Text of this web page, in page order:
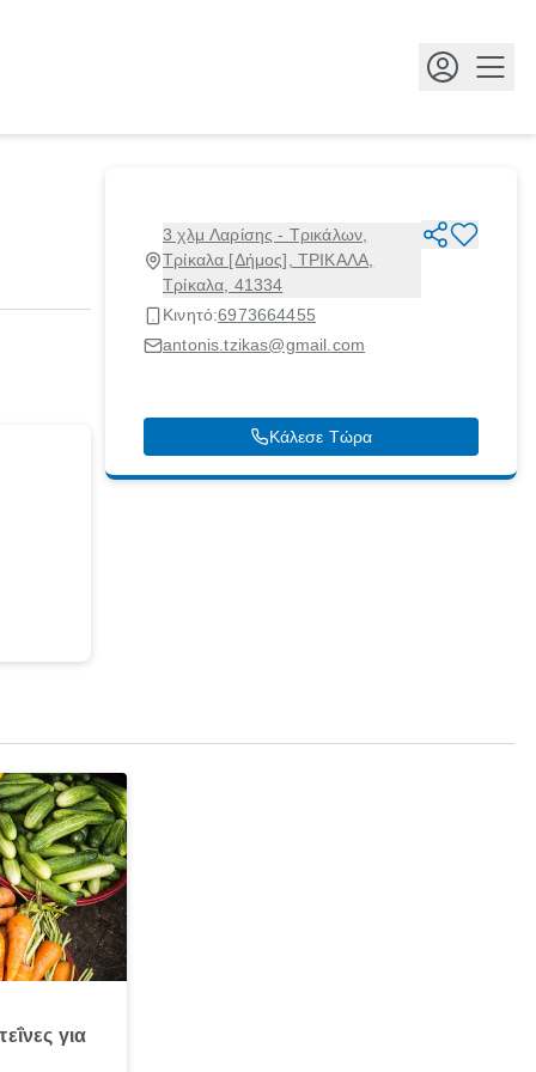
3 χλμ Λαρίσης - Τρικάλων,
Τρίκαλα [Δήμος], ΤΡΙΚΑΛΑ,
Τρίκαλα, 41334
Κινητό:6973664455
antonis.tzikas@gmail.com
Κάλεσε Τώρα
για